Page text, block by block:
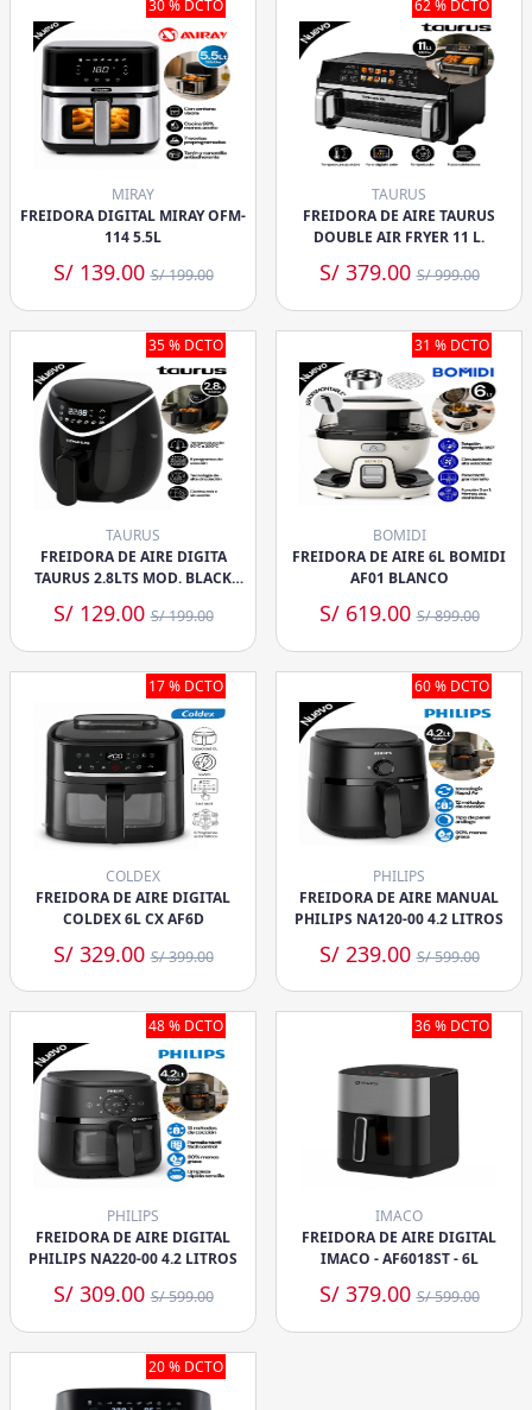
30 % DCTO
MIRAY
FREIDORA DIGITAL MIRAY OFM-
114 5.5L
S/ 139.00S/ 199.00
62 % DCTO
TAURUS
FREIDORA DE AIRE TAURUS
DOUBLE AIR FRYER 11 L.
S/ 379.00S/ 999.00
35 % DCTO
TAURUS
FREIDORA DE AIRE DIGITA
TAURUS 2.8LTS MOD. BLACK
S/ 129.00S/ 199.00
31 % DCTO
BOMIDI
FREIDORA DE AIRE 6L BOMIDI
AF01 BLANCO
S/ 619.00S/ 899.00
17 % DCTO
COLDEX
FREIDORA DE AIRE DIGITAL
COLDEX 6L CX AF6D
S/ 329.00S/ 399.00
60 % DCTO
PHILIPS
FREIDORA DE AIRE MANUAL
PHILIPS NA120-00 4.2 LITROS
S/ 239.00S/ 599.00
48 % DCTO
PHILIPS
FREIDORA DE AIRE DIGITAL
PHILIPS NA220-00 4.2 LITROS
S/ 309.00S/ 599.00
36 % DCTO
IMACO
FREIDORA DE AIRE DIGITAL
IMACO - AF6018ST - 6L
S/ 379.00S/ 599.00
20 % DCTO